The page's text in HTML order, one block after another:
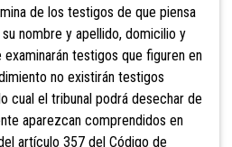
de los testigos de que piensa
nombre y apellido, domicilio y
testigos que figuren en
no existirán testigos
cual el tribunal podrá desechar de
aparezcan comprendidos en
artículo 357 del Código de